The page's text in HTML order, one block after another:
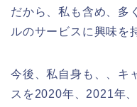
だから、私も含め、多
ルのサービスに興味を
今後、私自身も、、キ
スを2020年、2021年